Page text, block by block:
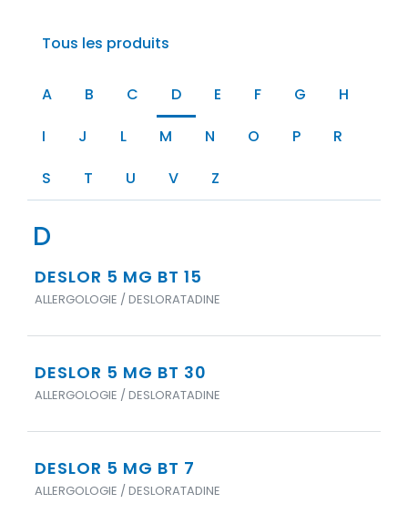
Tous les produits
A B C D E F G
H
I
J L M N O P
R
S
T U V Z
D
DESLOR 5 MG BT 15
ALLERGOLOGIE / DESLORATADINE
DESLOR 5 MG BT 30
ALLERGOLOGIE / DESLORATADINE
DESLOR 5 MG BT 7
ALLERGOLOGIE / DESLORATADINE